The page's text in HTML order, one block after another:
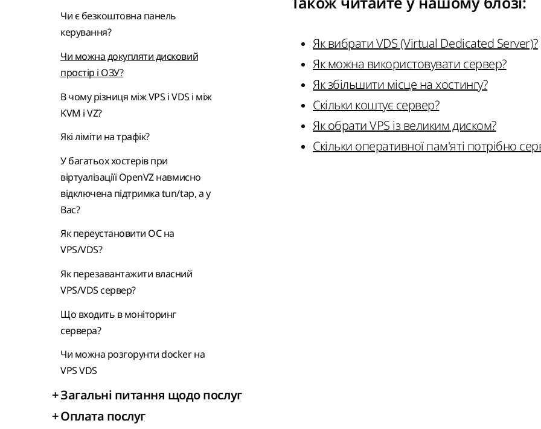
Чи є безкоштовна панель
керування?
Чи можна докупляти дисковий
простір і ОЗУ?
В чому різниця між VPS і VDS і між
KVM і VZ?
Які ліміти на трафік?
У багатьох хостерів при
віртуалізаціїї OpenVZ навмисно
відключена підтримка tun/tap, а у
Вас?
Як переустановити ОС на
VPS/VDS?
Як перезавантажити власний
VPS/VDS сервер?
Що входить в моніторинг
сервера?
Чи можна розгорунти docker на
VPS VDS
+Загальні питання щодо послуг
+Оплата послуг
Як вибрати VDS (Virtual Dedicated Server)?
Як можна використовувати сервер?
Як збільшити місце на хостингу?
Скільки коштує сервер?
Як обрати VPS із великим диском?
Скільки оперативної пам'яті потрібно